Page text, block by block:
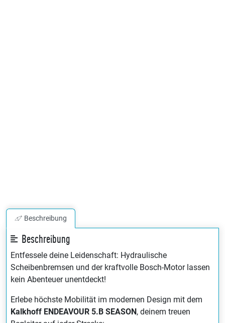
Beschreibung
Beschreibung
Entfessele deine Leidenschaft: Hydraulische
Scheibenbremsen und der kraftvolle Bosch-Motor lassen
kein Abenteuer unentdeckt!
Erlebe höchste Mobilität im modernen Design mit dem
Kalkhoff ENDEAVOUR 5.B SEASON, deinem treuen